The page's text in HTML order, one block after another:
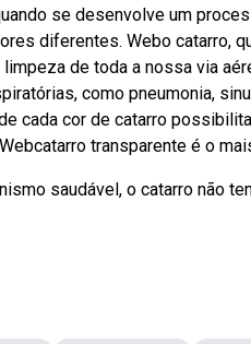
se desenvolve um
diferentes. Webo catarro,
de toda a nossa via
como pneumonia,
cada cor de catarro
transparente é o
saudável, o catarro não